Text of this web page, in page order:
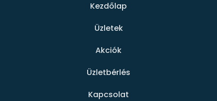
Kezdőlap
Üzletek
Akciók
Üzletbérlés
Kapcsolat